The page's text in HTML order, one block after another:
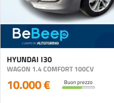
HYUNDAI I30
WAGON 1.4 COMFORT 100CV
10.000 € Buon prezzo